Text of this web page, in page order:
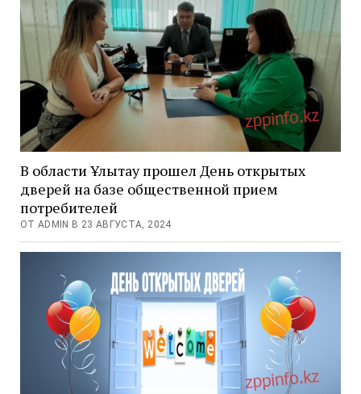
В области Ұлытау прошел День открытых
дверей на базе общественной прием
потребителей
ОТ ADMIN В 23 АВГУСТА, 2024